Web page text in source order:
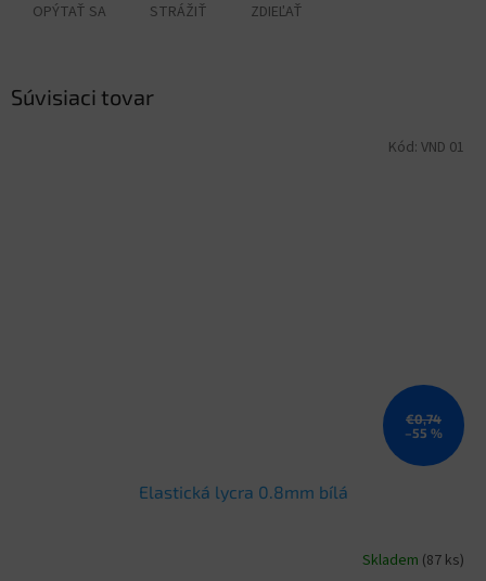
OPÝTAŤ SA STRÁŽIŤ ZDIEĽAŤ
Súvisiaci tovar
€0,74
–55 %
Elastická lycra 0.8mm bílá
Skladem (87 ks)
Kód: VND 01